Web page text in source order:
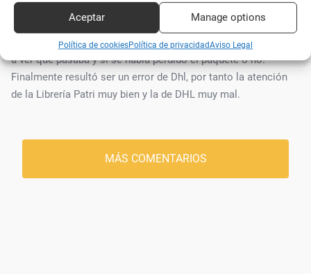
Aceptar Manage options
Política de cookiesPolítica de privacidadAviso Legal
porque me mandaron un email de otro
pedido ya entregado, y la chica lo
gestionó muy bien, estuvo investigando
a ver qué pasaba y si se había perdido el paquete o no.
Finalmente resultó ser un error de Dhl, por tanto la atención
de la Librería Patri muy bien y la de DHL muy mal.
MÁS COMENTARIOS